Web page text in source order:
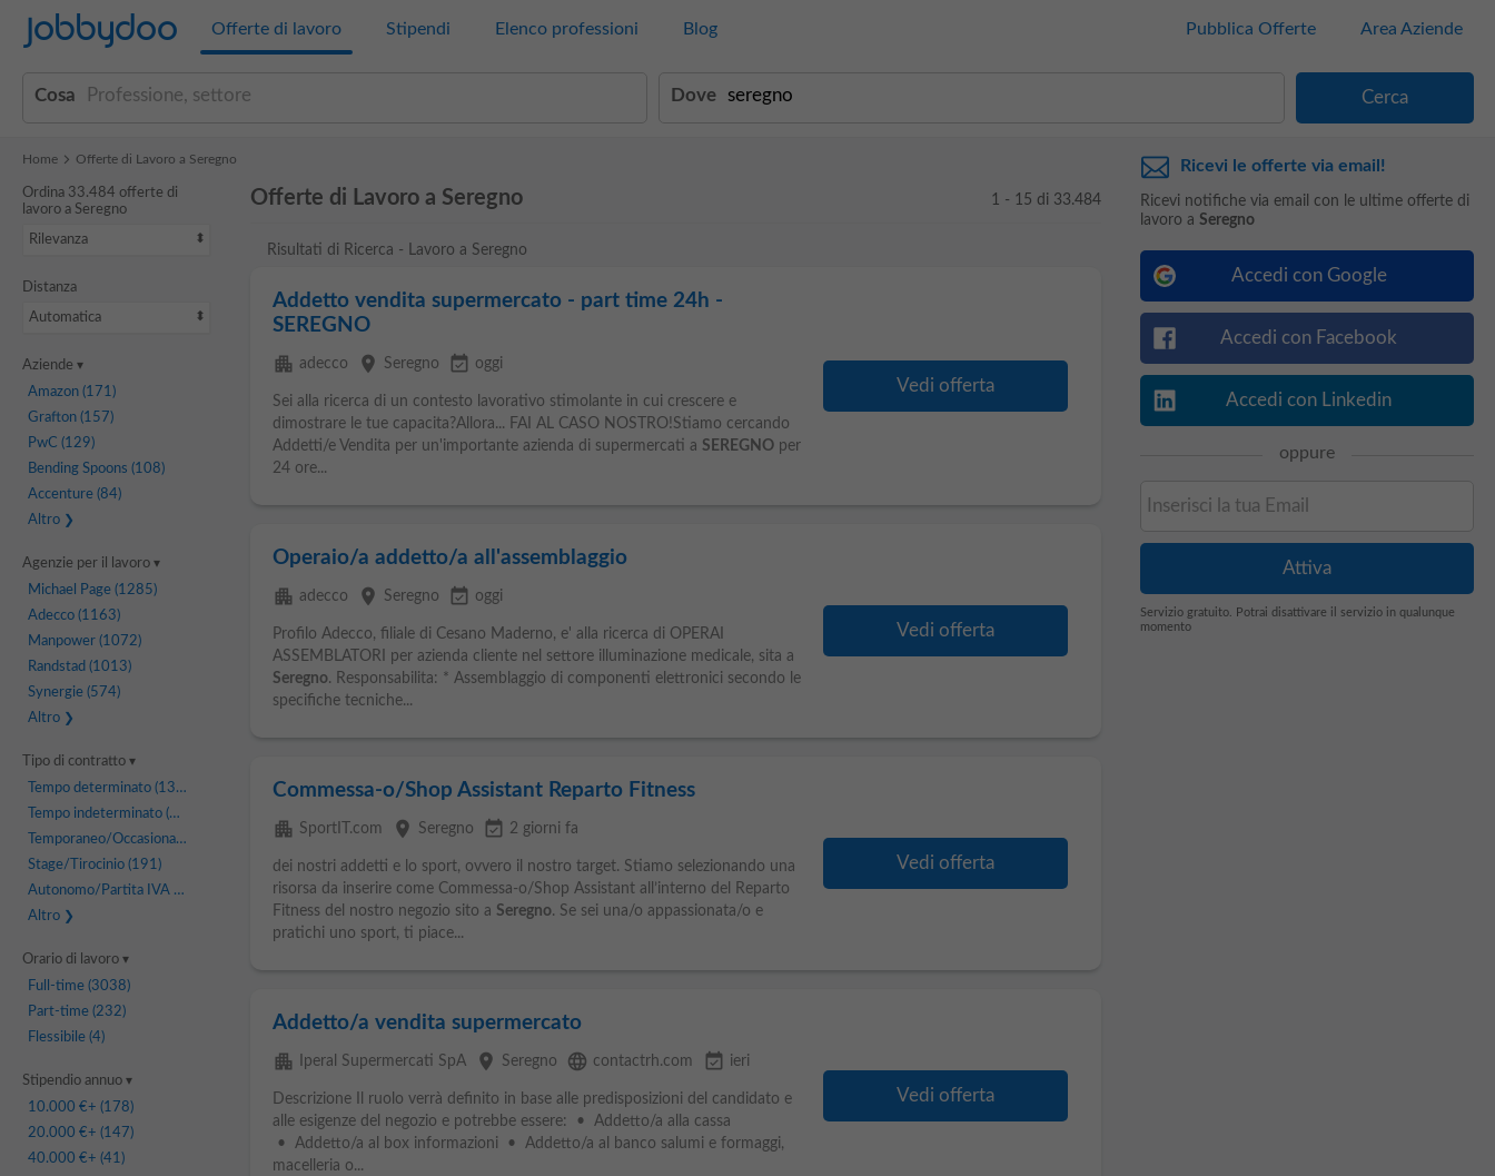
Jobbydoo Offerte di lavoro Stipendi Elenco professioni Blog Pubblica Offerte Area Aziende
Cosa Dove
Home Offerte di Lavoro a Seregno
Ordina 33.484 offerte di
lavoro a Seregno
Rilevanza
Distanza
Automatica
Aziende
Amazon(171)
Grafton(157)
PwC (129)
Bending Spoons (108)
Accenture(84)
Altro
Agenzie per il lavoro
Michael Page(1285)
Adecco(1163)
Manpower(1072)
Randstad (1013)
Synergie(574)
Altro
Tipo di contratto
Tempo determinato(1352)
Tempo indeterminato(779)
Temporaneo/Occasionale
Stage/Tirocinio(191)
Autonomo/Partita IVA(100)
Altro
Orario di lavoro
Full-time(3038)
Part-time(232)
Flessibile(4)
Stipendio annuo
10.000 €+ (178)
20.000 €+ (147)
40.000 €+ (41)
Offerte di Lavoro a Seregno 1 - 15 di 33.484
Risultati di Ricerca - Lavoro a Seregno
Addetto vendita supermercato - part time 24h -
SEREGNO
apartment adecco place Seregno event_available oggi
Sei alla ricerca di un contesto lavorativo stimolante in cui crescere e
dimostrare le tue capacita?Allora... FAI AL CASO NOSTRO!Stiamo cercando
Addetti/e Vendita per un'importante azienda di supermercati a SEREGNOper
24 ore...
Vedi offerta
Operaio/a addetto/a all'assemblaggio
apartment adecco place Seregno event_available oggi
Profilo Adecco, filiale di Cesano Maderno, e' alla ricerca di OPERAI
ASSEMBLATORI per azienda cliente nel settore illuminazione medicale, sita a
Seregno. Responsabilita: * Assemblaggio di componenti elettronici secondo le
specifiche tecniche...
Vedi offerta
Commessa-o/Shop Assistant Reparto Fitness
apartment SportIT.com place Seregno event_available 2 giorni fa
dei nostri addetti e lo sport, ovvero il nostro target. Stiamo selezionando una
risorsa da inserire come Commessa-o/Shop Assistant all’interno del Reparto
Fitness del nostro negozio sito a Seregno. Se sei una/o appassionata/o e
pratichi uno sport, ti piace...
Vedi offerta
Addetto/a vendita supermercato
apartment Iperal Supermercati SpA place Seregno language contactrh.com event_available ieri
Descrizione Il ruolo verrà definito in base alle predisposizioni del candidato e
alle esigenze del negozio e potrebbe essere: • Addetto/a alla cassa
• Addetto/a al box informazioni • Addetto/a al banco salumi e formaggi,
macelleria o...
Vedi offerta
Ricevi le offerte via email!
Ricevi notifiche via email con le ultime offerte di
lavoro a Seregno
Accedi con Google
Accedi con Facebook
Accedi con Linkedin
oppure
Servizio gratuito. Potrai disattivare il servizio in qualunque
momento